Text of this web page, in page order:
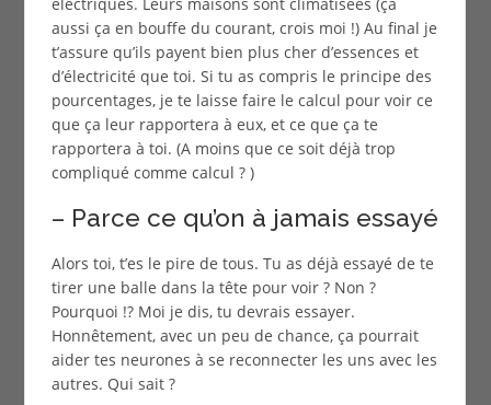
aussi ça en bouffe du courant, crois moi !) Au final je
t’assure qu’ils payent bien plus cher d’essences et
d’électricité que toi. Si tu as compris le principe des
pourcentages, je te laisse faire le calcul pour voir ce
que ça leur rapportera à eux, et ce que ça te
rapportera à toi. (A moins que ce soit déjà trop
compliqué comme calcul ? )
– Parce ce qu’on à jamais essayé
Alors toi, t’es le pire de tous. Tu as déjà essayé de te
tirer une balle dans la tête pour voir ? Non ?
Pourquoi !? Moi je dis, tu devrais essayer.
Honnêtement, avec un peu de chance, ça pourrait
aider tes neurones à se reconnecter les uns avec les
autres. Qui sait ?